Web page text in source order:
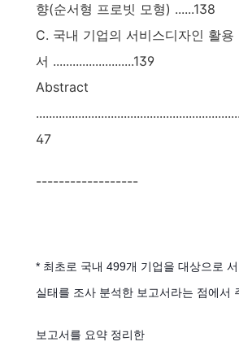
향(순서형 프로빗 모형) ......138
C. 국내 기업의 서비스디자인 활
서 .........................139
Abstract
47
------------------
* 최초로 국내 499개 기업을 대상으로
실태를 조사 분석한 보고서라는 점에서
보고서를 요약 정리한